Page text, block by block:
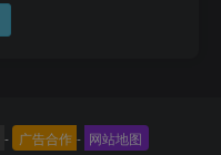
- 广告合作 - 网站地图